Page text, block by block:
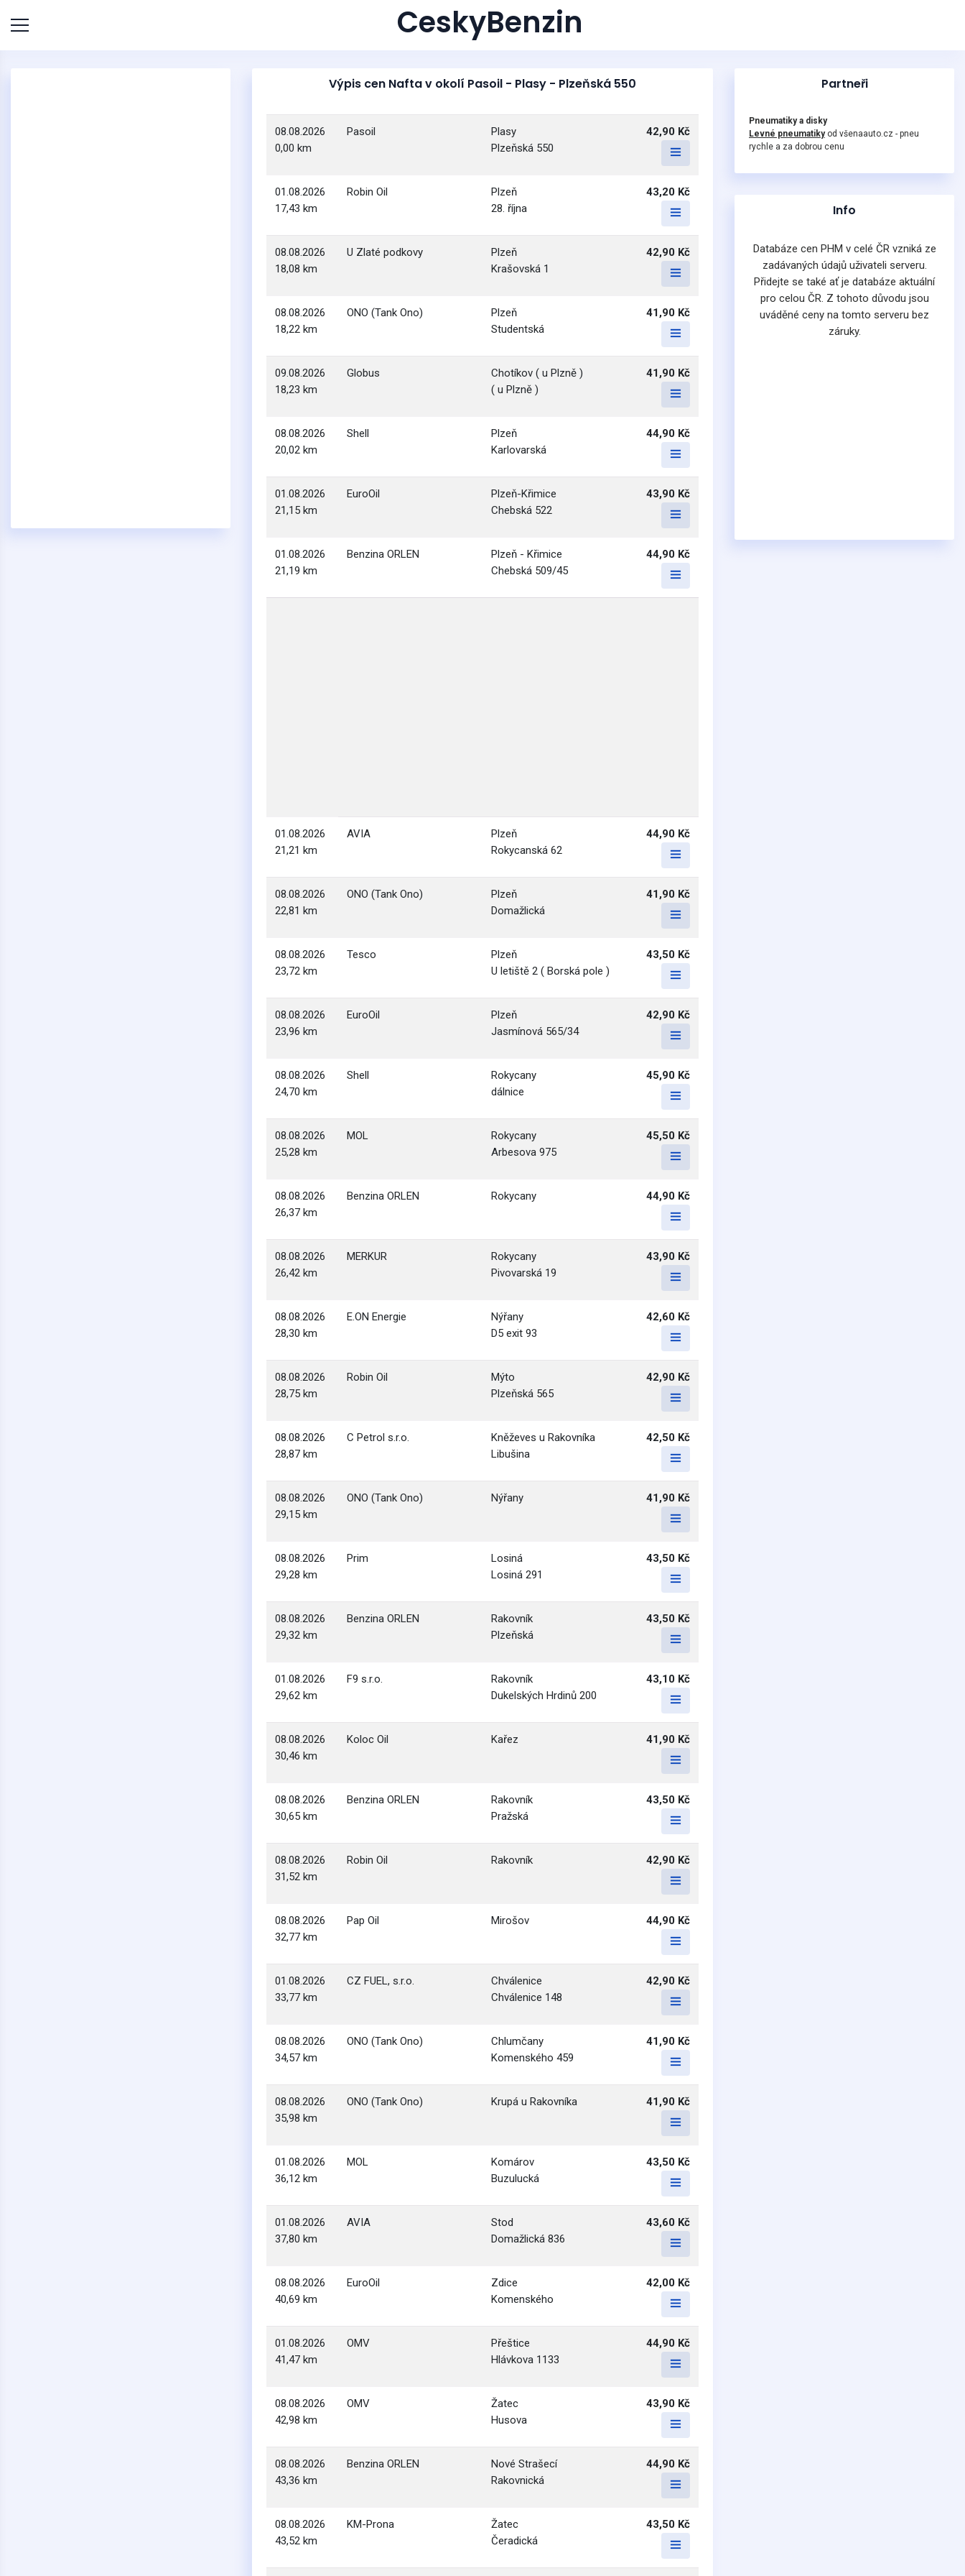
CeskyBenzin
Výpis cen Nafta v okolí Pasoil - Plasy - Plzeňská 550
08.08.2026
0,00 km
Pasoil
Plasy
Plzeňská 550
42,90 Kč
01.08.2026
17,43 km
Robin Oil
Plzeň
28. října
43,20 Kč
08.08.2026
18,08 km
U Zlaté podkovy
Plzeň
Krašovská 1
42,90 Kč
08.08.2026
18,22 km
ONO (Tank Ono)
Plzeň
Studentská
41,90 Kč
09.08.2026
18,23 km
Globus
Chotíkov ( u Plzně )
( u Plzně )
41,90 Kč
08.08.2026
20,02 km
Shell
Plzeň
Karlovarská
44,90 Kč
01.08.2026
21,15 km
EuroOil
Plzeň-Křimice
Chebská 522
43,90 Kč
01.08.2026
21,19 km
Benzina ORLEN
Plzeň - Křimice
Chebská 509/45
44,90 Kč
01.08.2026
21,21 km
AVIA
Plzeň
Rokycanská 62
44,90 Kč
08.08.2026
22,81 km
ONO (Tank Ono)
Plzeň
Domažlická
41,90 Kč
08.08.2026
23,72 km
Tesco
Plzeň
U letiště 2 ( Borská pole )
43,50 Kč
08.08.2026
23,96 km
EuroOil
Plzeň
Jasmínová 565/34
42,90 Kč
08.08.2026
24,70 km
Shell
Rokycany
dálnice
45,90 Kč
08.08.2026
25,28 km
MOL
Rokycany
Arbesova 975
45,50 Kč
08.08.2026
26,37 km
Benzina ORLEN Rokycany 44,90 Kč
08.08.2026
26,42 km
MERKUR
Rokycany
Pivovarská 19
43,90 Kč
08.08.2026
28,30 km
E.ON Energie
Nýřany
D5 exit 93
42,60 Kč
08.08.2026
28,75 km
Robin Oil
Mýto
Plzeňská 565
42,90 Kč
08.08.2026
28,87 km
C Petrol s.r.o.
Kněževes u Rakovníka
Libušina
42,50 Kč
08.08.2026
29,15 km
ONO (Tank Ono) Nýřany 41,90 Kč
08.08.2026
29,28 km
Prim
Losiná
Losiná 291
43,50 Kč
08.08.2026
29,32 km
Benzina ORLEN
Rakovník
Plzeňská
43,50 Kč
01.08.2026
29,62 km
F9 s.r.o.
Rakovník
Dukelských Hrdinů 200
43,10 Kč
08.08.2026
30,46 km
Koloc Oil Kařez 41,90 Kč
08.08.2026
30,65 km
Benzina ORLEN
Rakovník
Pražská
43,50 Kč
08.08.2026
31,52 km
Robin Oil Rakovník 42,90 Kč
08.08.2026
32,77 km
Pap Oil Mirošov 44,90 Kč
01.08.2026
33,77 km
CZ FUEL, s.r.o.
Chválenice
Chválenice 148
42,90 Kč
08.08.2026
34,57 km
ONO (Tank Ono)
Chlumčany
Komenského 459
41,90 Kč
08.08.2026
35,98 km
ONO (Tank Ono) Krupá u Rakovníka 41,90 Kč
01.08.2026
36,12 km
MOL
Komárov
Buzulucká
43,50 Kč
01.08.2026
37,80 km
AVIA
Stod
Domažlická 836
43,60 Kč
08.08.2026
40,69 km
EuroOil
Zdice
Komenského
42,00 Kč
01.08.2026
41,47 km
OMV
Přeštice
Hlávkova 1133
44,90 Kč
08.08.2026
42,98 km
OMV
Žatec
Husova
43,90 Kč
08.08.2026
43,36 km
Benzina ORLEN
Nové Strašecí
Rakovnická
44,90 Kč
08.08.2026
43,52 km
KM-Prona
Žatec
Čeradická
43,50 Kč
Partneři
Pneumatiky a disky
Levné pneumatikyod všenaauto.cz - pneu
rychle a za dobrou cenu
Info
Databáze cen PHM v celé ČR vzniká ze
zadávaných údajů uživateli serveru.
Přidejte se také ať je databáze aktuální
pro celou ČR. Z tohoto důvodu jsou
uváděné ceny na tomto serveru bez
záruky.